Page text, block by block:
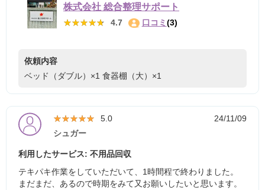
株式会社 総合整理サポート
★★★★★
★★★★★ 4.7 口コミ (3)
依頼内容
ベッド（ダブル）×1 食器棚（大）×1
★★★★★
★★★★★ 5.0
24/11/09
シュガー
利用したサービス: 不用品回収
テキパキ作業をしていただいて、1時間程で終わりました。
まだまだ、あるので時期をみて又お願いしたいと思います。